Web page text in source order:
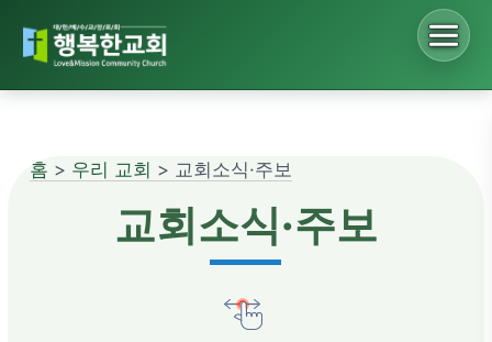
홈 > 우리 교회 > 교회소식·주보
교회소식·주보
Sketchbook5, 스케치북5
Sketchbook5, 스케치북5